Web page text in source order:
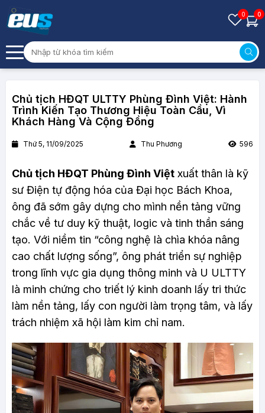
0 0
Chủ tịch HĐQT ULTTY Phùng Đình Việt: Hành
Trình Kiến Tạo Thương Hiệu Toàn Cầu, Vì
Khách Hàng Và Cộng Đồng
Thứ 5, 11/09/2025 Thu Phương 596
Chủ tịch HĐQT Phùng Đình Việt xuất thân là kỹ
sư Điện tự động hóa của Đại học Bách Khoa,
ông đã sớm gây dựng cho mình nền tảng vững
chắc về tư duy kỹ thuật, logic và tinh thần sáng
tạo. Với niềm tin “công nghệ là chìa khóa nâng
cao chất lượng sống”, ông phát triển sự nghiệp
trong lĩnh vực gia dụng thông minh và U ULTTY
là minh chứng cho triết lý kinh doanh lấy tri thức
làm nền tảng, lấy con người làm trọng tâm, và lấy
trách nhiệm xã hội làm kim chỉ nam.